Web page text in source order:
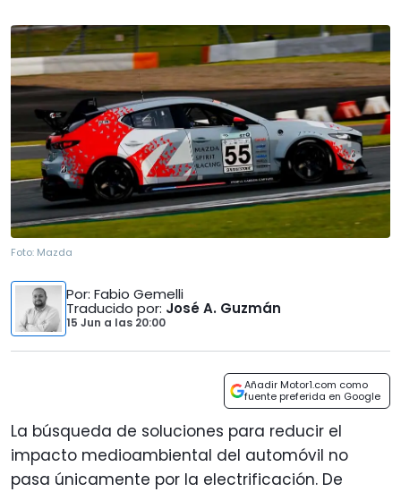
Foto: Mazda
Por: Fabio Gemelli
Traducido por: José A. Guzmán
15 Jun a las 20:00
Añadir Motor1.com como
fuente preferida en Google
La búsqueda de soluciones para reducir el
impacto medioambiental del automóvil no
pasa únicamente por la electrificación. De